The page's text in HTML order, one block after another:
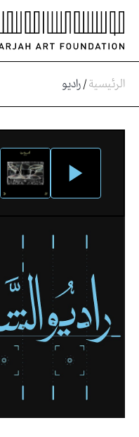
الرئيسية/راديو